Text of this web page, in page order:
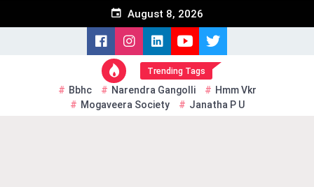
August 8, 2026
Trending Tags
Bbhc Narendra Gangolli
Hmm Vkr
Mogaveera Society
Janatha P U